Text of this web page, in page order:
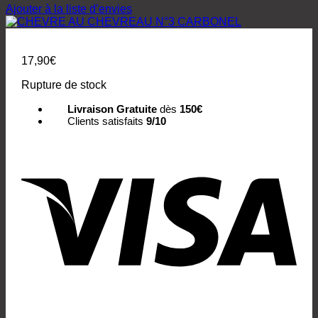
Ajouter à la liste d’envies
17,90€
Rupture de stock
Livraison Gratuitedès 150€
Clients satisfaits 9/10